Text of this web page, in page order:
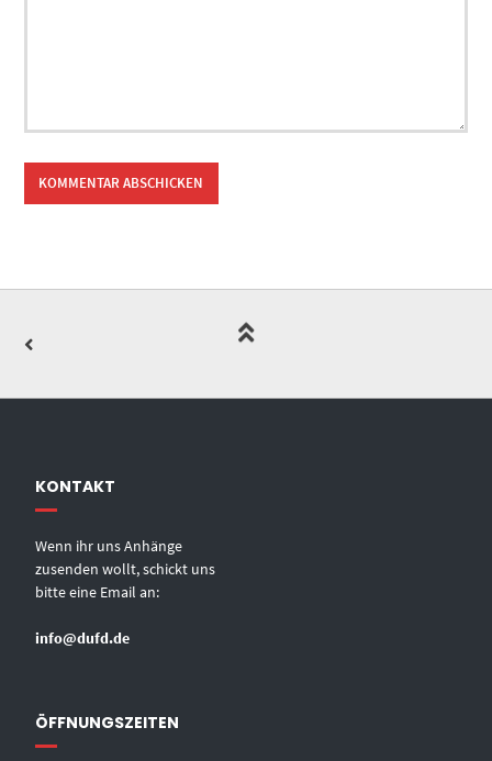
KONTAKT
Wenn ihr uns Anhänge
zusenden wollt, schickt uns
bitte eine Email an:
info@dufd.de
ÖFFNUNGSZEITEN